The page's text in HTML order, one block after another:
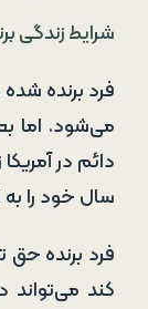
شرایط زندگی
فرد برنده
می‌شود. اما
سال خود را به
فرد برنده
کند می‌تواند